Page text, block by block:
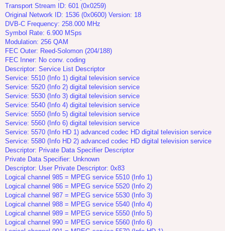
Transport Stream ID: 601 (0x0259)
Original Network ID: 1536 (0x0600) Version: 18
DVB-C Frequency: 258.000 MHz
Symbol Rate: 6.900 MSps
Modulation: 256 QAM
FEC Outer: Reed-Solomon (204/188)
FEC Inner: No conv. coding
Descriptor: Service List Descriptor
Service: 5510 (Info 1) digital television service
Service: 5520 (Info 2) digital television service
Service: 5530 (Info 3) digital television service
Service: 5540 (Info 4) digital television service
Service: 5550 (Info 5) digital television service
Service: 5560 (Info 6) digital television service
Service: 5570 (Info HD 1) advanced codec HD digital television service
Service: 5580 (Info HD 2) advanced codec HD digital television service
Descriptor: Private Data Specifier Descriptor
Private Data Specifier: Unknown
Descriptor: User Private Descriptor: 0x83
Logical channel 985 = MPEG service 5510 (Info 1)
Logical channel 986 = MPEG service 5520 (Info 2)
Logical channel 987 = MPEG service 5530 (Info 3)
Logical channel 988 = MPEG service 5540 (Info 4)
Logical channel 989 = MPEG service 5550 (Info 5)
Logical channel 990 = MPEG service 5560 (Info 6)